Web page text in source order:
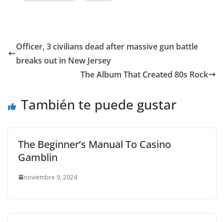
Officer, 3 civilians dead after massive gun battle
breaks out in New Jersey
The Album That Created 80s Rock
También te puede gustar
The Beginner’s Manual To Casino
Gamblin
noviembre 9, 2024